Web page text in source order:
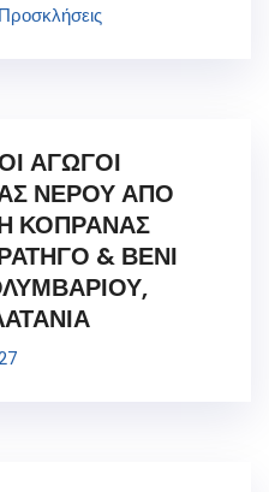
ΑΓΩΓΟΙ
ΝΕΡΟΥ ΑΠΟ
ΚΟΠΡΑΝΑΣ
& ΒΕΝΙ